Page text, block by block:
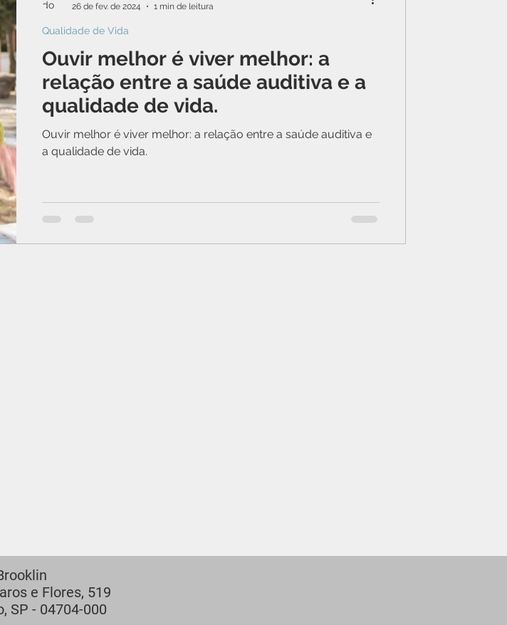
Ouvir melhor é viver melhor: a
relação entre a saúde auditiva e a
qualidade de vida.
Ouvir melhor é viver melhor: a relação entre a saúde auditiva e
a qualidade de vida.
Qualidade de Vida
26 de fev. de 2024
1 min de leitura
e Flores, 519
SP - 04704-000